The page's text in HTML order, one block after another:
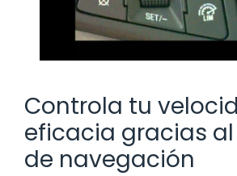
Controla tu
eficacia gracias
de navegación